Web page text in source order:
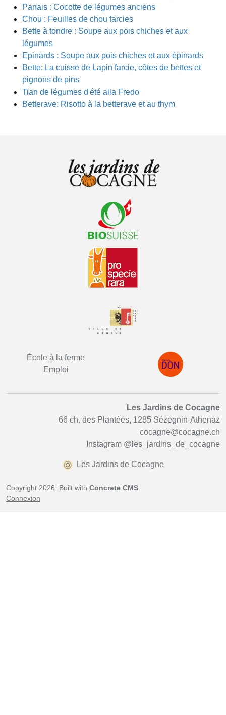
Panais : Cocotte de légumes anciens
Chou : Feuilles de chou farcies
Bette à tondre : Soupe aux pois chiches et aux
légumes
Epinards : Soupe aux pois chiches et aux épinards
Bette: La cuisse de Lapin farcie, côtes de bettes et
pignons de pins
Tian de légumes d'été alla Fredo
Betterave: Risotto à la betterave et au thym
École à la ferme
Emploi
Les Jardins de Cocagne
66 ch. des Plantées, 1285 Sézegnin-Athenaz
cocagne@cocagne.ch
Instagram @les_jardins_de_cocagne
Les Jardins de Cocagne
Copyright 2026. Built with Concrete CMS
Connexion